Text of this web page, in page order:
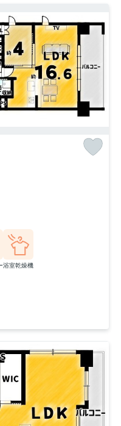
ークローゼットは洗面
・外出がスムーズ♪
浴室乾燥機